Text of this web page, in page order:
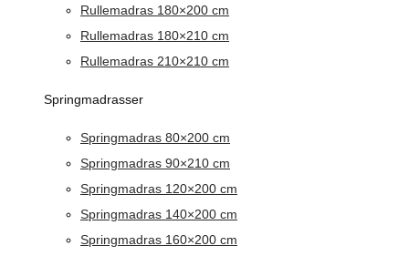
Rullemadras 180×200 cm
Rullemadras 180×210 cm
Rullemadras 210×210 cm
Springmadrasser
Springmadras 80×200 cm
Springmadras 90×210 cm
Springmadras 120×200 cm
Springmadras 140×200 cm
Springmadras 160×200 cm